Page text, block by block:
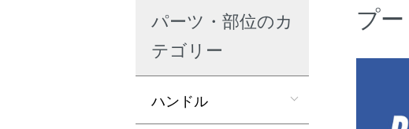
プ
パーツ・部位のカ
テゴリー
ハンドル